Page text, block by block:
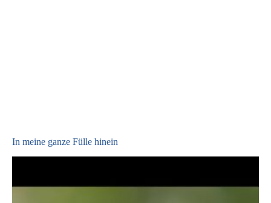
In meine ganze Fülle hinein